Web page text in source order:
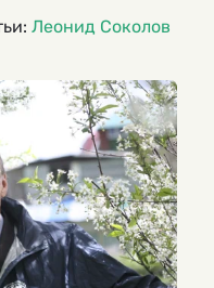
Леонид Соколов